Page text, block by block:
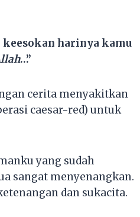
harinya kamu
…”
cerita menyakitkan
caesar-red) untuk
yang sudah
sangat menyenangkan.
dan sukacita.